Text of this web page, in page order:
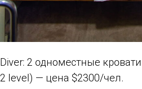
Diver: 2 одноместные
2 level) — цена $2300/чел.